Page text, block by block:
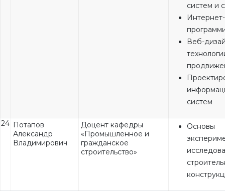
систем и
Интернет-
Веб-
систем
24 Потапов
Александр
Владимирович
Доцент кафедры
«Промышленное и
гражданское
строительство»
Основы